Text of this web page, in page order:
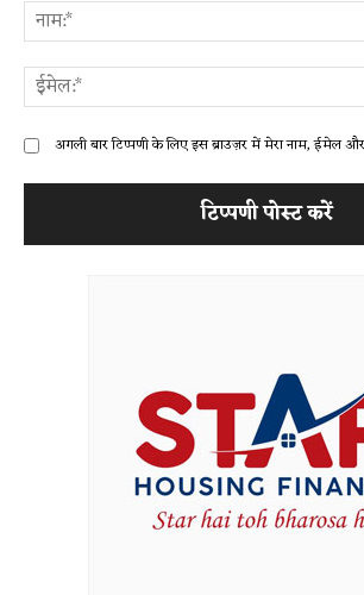
अगली बार टिप्पणी के लिए इस ब्राउज़र में मेरा नाम, ईमेल